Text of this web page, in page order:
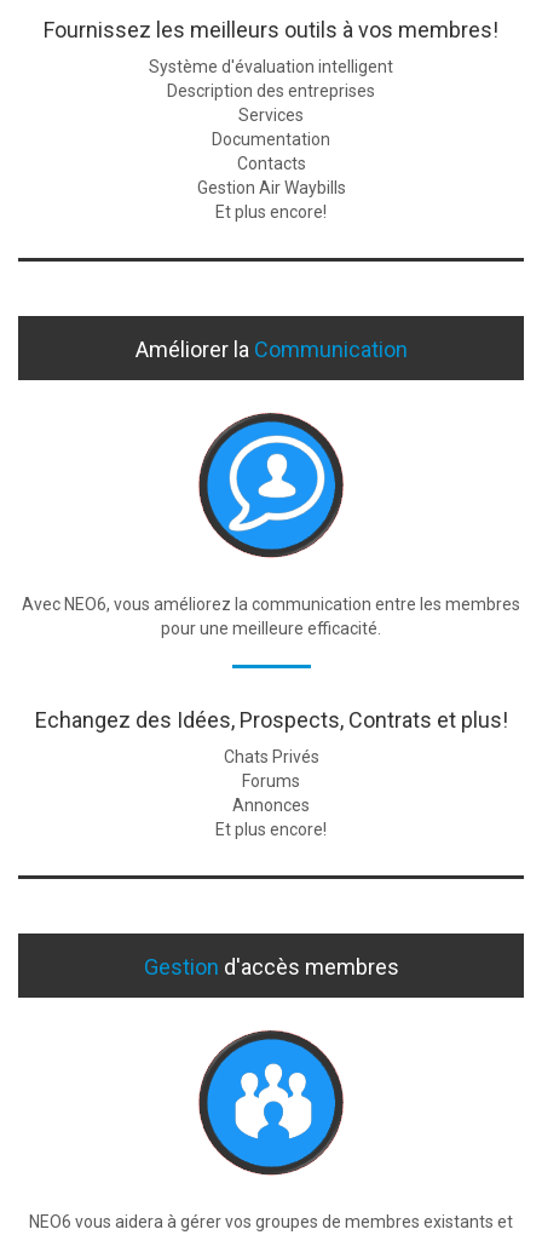
Fournissez les meilleurs outils à vos membres!
Système d'évaluation intelligent
Description des entreprises
Services
Documentation
Contacts
Gestion Air Waybills
Et plus encore!
Améliorer la Communication
Avec NEO6, vous améliorez la communication entre les membres
pour une meilleure efficacité.
Echangez des Idées, Prospects, Contrats et plus!
Chats Privés
Forums
Annonces
Et plus encore!
Gestion d'accès membres
NEO6 vous aidera à gérer vos groupes de membres existants et